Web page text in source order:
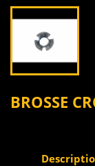
BROSSE